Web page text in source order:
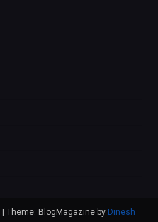
Theme: BlogMagazine by Dinesh